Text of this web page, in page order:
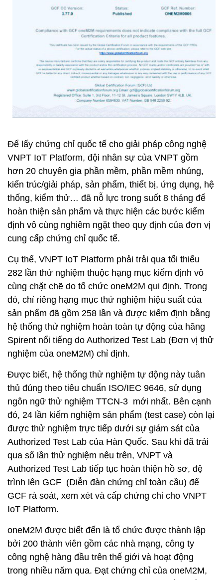
Để lấy chứng chỉ quốc tế cho giải pháp công nghệ
VNPT IoT Platform, đội nhân sự của VNPT gồm
hơn 20 chuyên gia phần mềm, phần mềm nhúng,
kiến trúc/giải pháp, sản phẩm, thiết bị, ứng dụng, hệ
thống, kiểm thử… đã nỗ lực trong suốt 8 tháng để
hoàn thiện sản phẩm và thực hiện các bước kiểm
định vô cùng nghiêm ngặt theo quy định của đơn vị
cung cấp chứng chỉ quốc tế.
Cụ thể, VNPT IoT Platform phải trải qua tối thiểu
282 lần thử nghiệm thuộc hạng mục kiểm định vô
cùng chặt chẽ do tổ chức oneM2M qui định. Trong
đó, chỉ riêng hạng mục thử nghiệm hiệu suất của
sản phẩm đã gồm 258 lần và được kiểm định bằng
hệ thống thử nghiệm hoàn toàn tự động của hãng
Spirent nổi tiếng do Authorized Test Lab (Đơn vị thử
nghiệm của oneM2M) chỉ định.
Được biết, hệ thống thử nghiệm tự động này tuân
thủ đúng theo tiêu chuẩn ISO/IEC 9646, sử dụng
ngôn ngữ thử nghiệm TTCN-3 mới nhất. Bên cạnh
đó, 24 lần kiểm nghiệm sản phẩm (test case) còn lại
được thử nghiệm trực tiếp dưới sự giám sát của
Authorized Test Lab của Hàn Quốc. Sau khi đã trải
qua số lần thử nghiệm nêu trên, VNPT và
Authorized Test Lab tiếp tục hoàn thiện hồ sơ, đệ
trình lên GCF (Diễn đàn chứng chỉ toàn cầu) để
GCF rà soát, xem xét và cấp chứng chỉ cho VNPT
IoT Platform.
oneM2M được biết đến là tổ chức được thành lập
bởi 200 thành viên gồm các nhà mạng, công ty
công nghệ hàng đầu trên thế giới và hoạt động
trong nhiều năm qua. Đạt chứng chỉ của oneM2M,